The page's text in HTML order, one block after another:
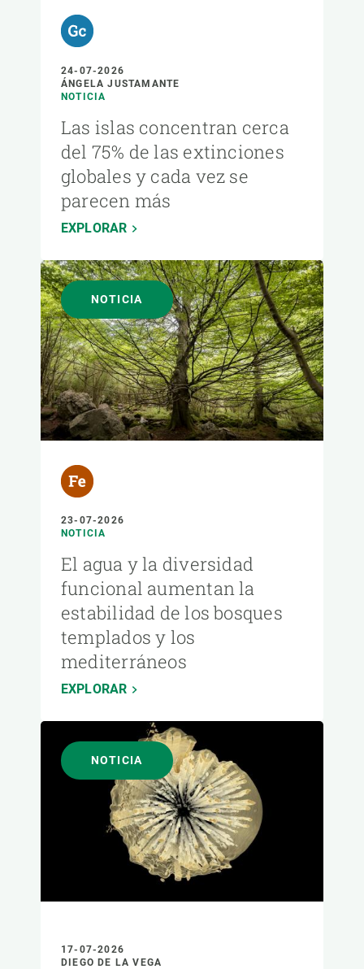
24-07-2026
ÁNGELA JUSTAMANTE
NOTICIA
Las islas concentran cerca
del 75% de las extinciones
globales y cada vez se
parecen más
EXPLORAR
NOTICIA
23-07-2026
NOTICIA
El agua y la diversidad
funcional aumentan la
estabilidad de los bosques
templados y los
mediterráneos
EXPLORAR
NOTICIA
17-07-2026
DIEGO DE LA VEGA